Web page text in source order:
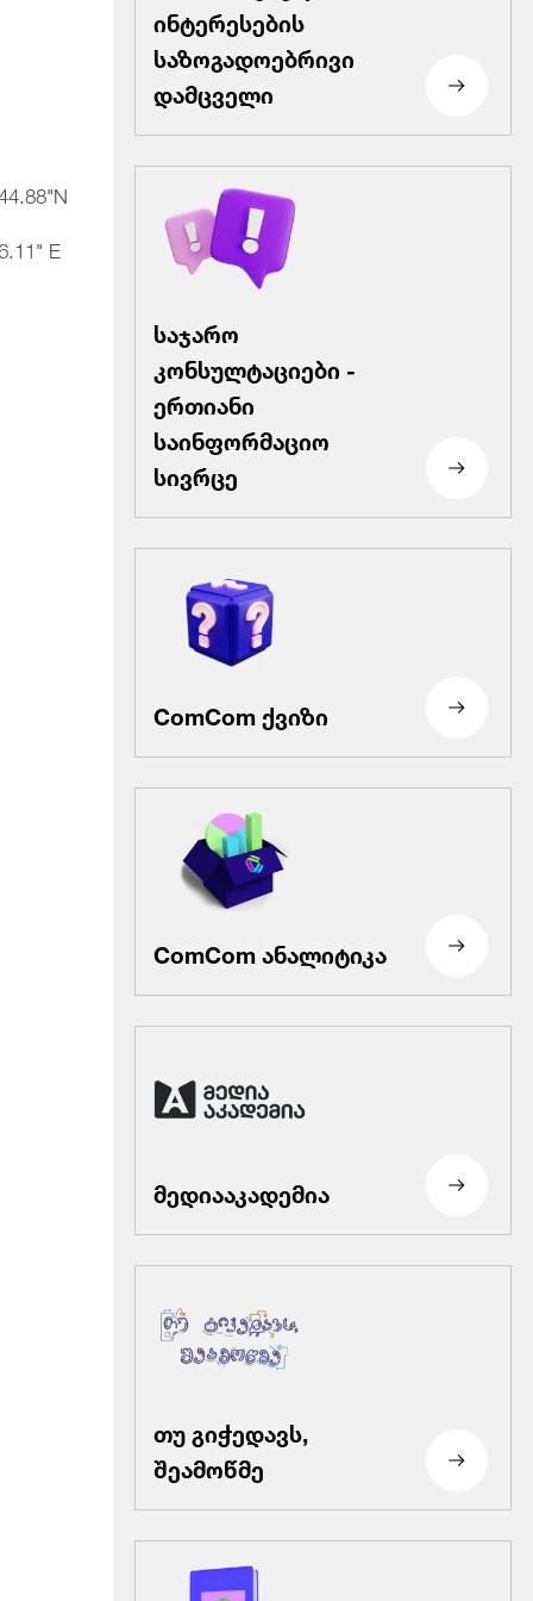
(მ)
E
ინტერესების
საზოგადოებრივი
დამცველი
საჯარო
კონსულტაციები -
ერთიანი
საინფორმაციო
სივრცე
ComCom ქვიზი
ComCom ანალიტიკა
მედიააკადემია
თუ გიჭედავს,
შეამოწმე